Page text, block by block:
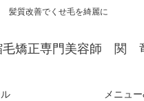
髪質改善でくせ毛を綺麗に
毛矯正専門美容師 関
メニュ